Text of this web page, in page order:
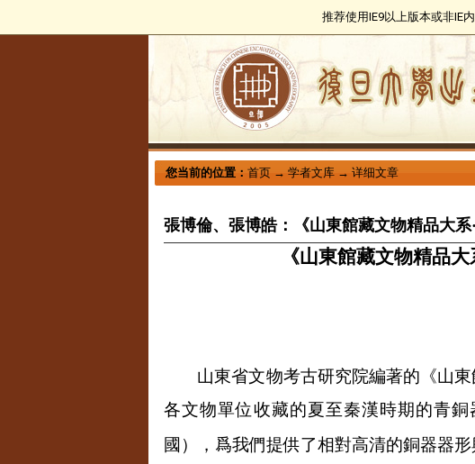
推荐使用IE9以上版本或非IE
您当前的位置： 首页 → 学者文库 → 详细文章
張博倫、張博皓：《山東館藏文物精品大
《山東館藏文物精品
山東省文物考古研究院編著的《山東
各文物單位收藏的夏至秦漢時期的青銅
國），爲我們提供了相對高清的銅器器